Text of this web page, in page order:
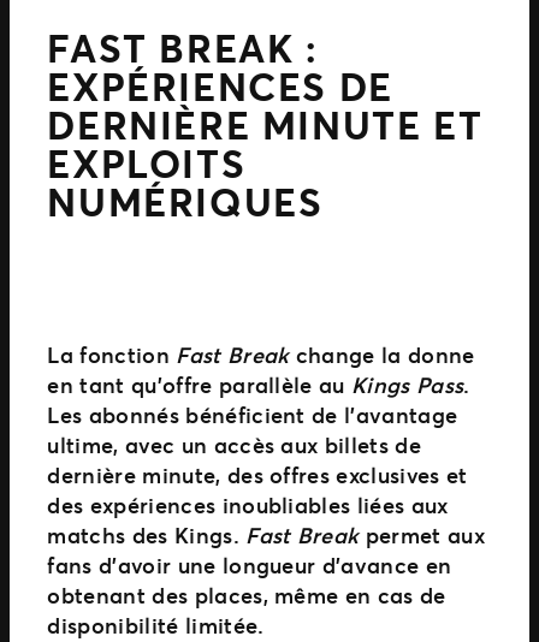
FAST BREAK :
EXPÉRIENCES DE
DERNIÈRE MINUTE ET
EXPLOITS
NUMÉRIQUES
La fonction Fast Breakchange la donne
en tant qu’offre parallèle au Kings Pass.
Les abonnés bénéficient de l’avantage
ultime, avec un accès aux billets de
dernière minute, des offres exclusives et
des expériences inoubliables liées aux
matchs des Kings. Fast Breakpermet aux
fans d’avoir une longueur d’avance en
obtenant des places, même en cas de
disponibilité limitée.